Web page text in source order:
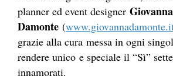
planner ed event designer Giovanna
Damonte (www.giovannadamonte.
grazie alla cura messa in ogni
rendere unico e speciale il “Sì”
innamorati.